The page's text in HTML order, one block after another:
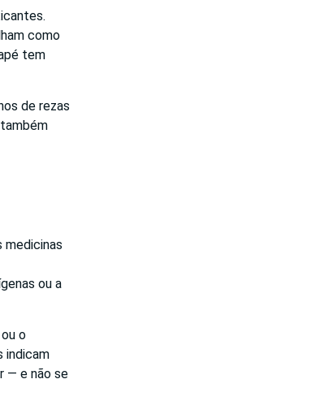
como
tem
de rezas
medicinas
ou a
o
indicam
— e não se